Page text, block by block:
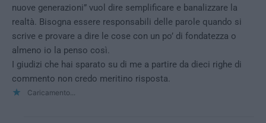
nuove generazioni” vuol dire semplificare e banalizzare la
realtà. Bisogna essere responsabili delle parole quando si
scrive e provare a dire le cose con un po’ di fondatezza o
almeno io la penso così.
I giudizi che hai sparato su di me a partire da dieci righe di
commento non credo meritino risposta.
Caricamento...